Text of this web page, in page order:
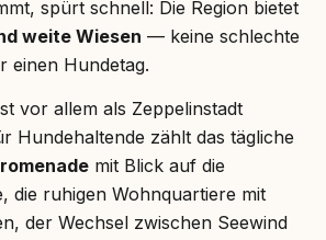
spürt schnell: Die Region bietet
weite Wiesen — keine schlechte
einen Hundetag.
vor allem als Zeppelinstadt
Hundehaltende zählt das tägliche
mit Blick auf die
die ruhigen Wohnquartiere mit
der Wechsel zwischen Seewind